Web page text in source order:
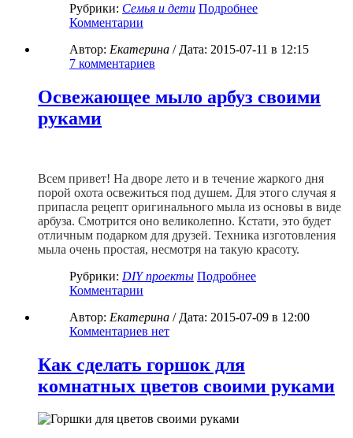
Рубрики: Семья и дети Подробнее
Комментарии
Автор: Екатерина / Дата: 2015-07-11 в 12:15
7 комментариев
Освежающее мыло арбуз своими
руками
Всем привет! На дворе лето и в течение жаркого дня
порой охота освежиться под душем. Для этого случая я
припасла рецепт оригинального мыла из основы в виде
арбуза. Смотрится оно великолепно. Кстати, это будет
отличным подарком для друзей. Техника изготовления
мыла очень простая, несмотря на такую красоту.
Рубрики: DIY проекты Подробнее
Комментарии
Автор: Екатерина / Дата: 2015-07-09 в 12:00
Комментариев нет
Как сделать горшок для
комнатных цветов своими руками